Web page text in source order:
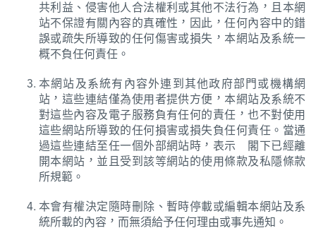
共利益、侵害他人合法權利或其他不法行為，且本網
站不保證有關內容的真確性，因此，任何內容中的錯
誤或疏失所導致的任何傷害或損失，本網站及系統一
概不負任何責任。
本網站及系統有內容外連到其他政府部門或機構網
站，這些連結僅為使用者提供方便，本網站及系統不
對這些內容及電子服務負有任何的責任，也不對使用
這些網站所導致的任何損害或損失負任何責任。當通
過這些連結至任一個外部網站時，表示 閣下已經離
開本網站，並且受到該等網站的使用條款及私隱條款
所規範。
本會有權決定隨時刪除、暫時停載或編輯本網站及系
統所載的內容，而無須給予任何理由或事先通知。